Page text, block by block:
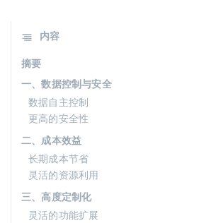
内容
摘要
一、数据控制与安全
数据自主控制
更高的安全性
二、成本效益
长期成本节省
灵活的资源利用
三、高度定制化
灵活的功能扩展